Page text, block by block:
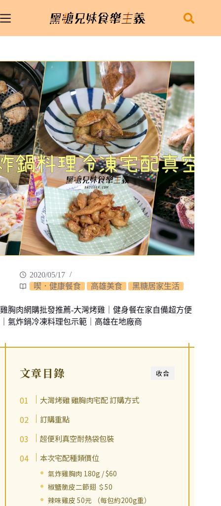
至
容
2020/05/17
喫．健康餐食
高雄美食 黑糖居家生活
雞胸肉網購批發推薦-大灣烤雞｜健身餐在家自備超方便
｜氣炸鍋冷凍料理包示範｜高雄在地廠商
收合
文章目錄
大灣烤雞 雞胸肉宅配 訂購方式
訂購重點
超便利真空耐熱袋包裝
本次宅配種類價位
氣炸雞胸肉 180g / $60
椒鹽脆皮二節翅 ＄50
辣味雞皮 50元 （每包約200g重）